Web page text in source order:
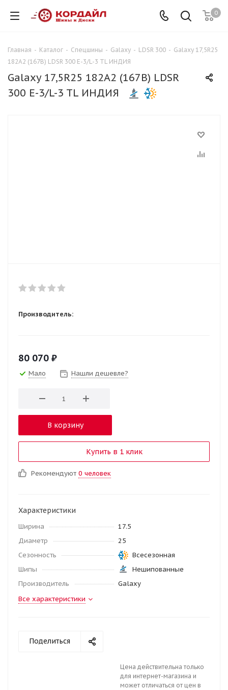
0
Главная - Каталог - Спецшины - Galaxy - LDSR 300 - Galaxy 17,5R25
182A2 (167B) LDSR 300 E-3/L-3 TL ИНДИЯ
Galaxy 17,5R25 182A2 (167B) LDSR
300 E-3/L-3 TL ИНДИЯ
Производитель:
80 070 ₽
Мало Нашли дешевле?
В корзину
Купить в 1 клик
Рекомендуют 0 человек
Характеристики
Ширина
17.5
Диаметр
25
Сезонность
Всесезонная
Шипы
Нешипованные
Производитель
Galaxy
Все характеристики
Поделиться
Цена действительна только
для интернет-магазина и
может отличаться от цен в